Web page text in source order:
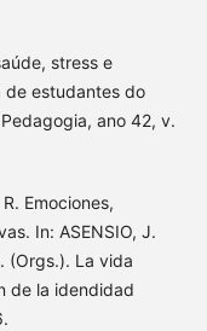
stress e
de estudantes do
ano 42, v.
Emociones,
In: ASENSIO, J.
(Orgs.). La vida
de la idendidad